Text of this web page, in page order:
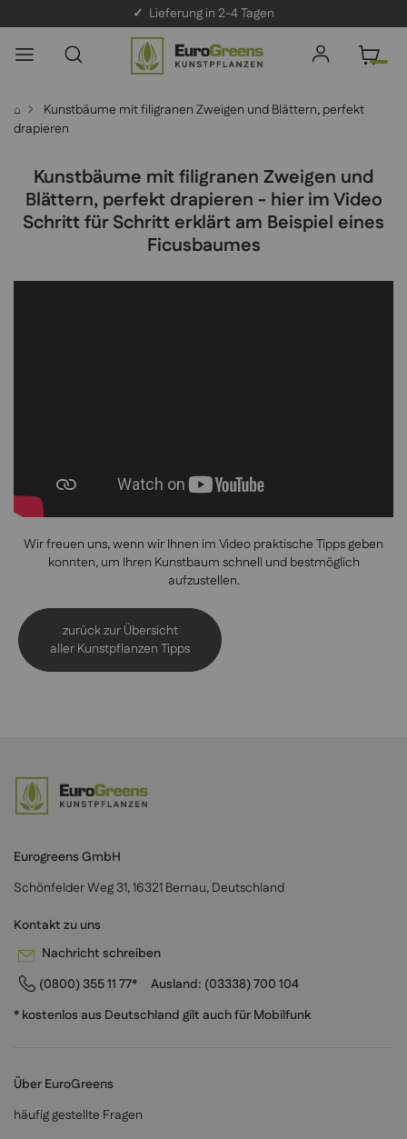
✓ Lieferung in 2-4 Tagen
⌂
Kunstbäume mit filigranen Zweigen und Blättern, perfekt
drapieren
Kunstbäume mit filigranen Zweigen und
Blättern, perfekt drapieren - hier im Video
Schritt für Schritt erklärt am Beispiel eines
Ficusbaumes
Wir freuen uns, wenn wir Ihnen im Video praktische Tipps geben
konnten, um Ihren Kunstbaum schnell und bestmöglich
aufzustellen.
zurück zur Übersicht
aller Kunstpflanzen Tipps
Eurogreens GmbH
Schönfelder Weg 31, 16321 Bernau, Deutschland
Kontakt zu uns
Nachricht schreiben
(0800) 355 11 77*
Ausland: (03338) 700 104
* kostenlos aus Deutschland gilt auch für Mobilfunk
Über EuroGreens
häufig gestellte Fragen